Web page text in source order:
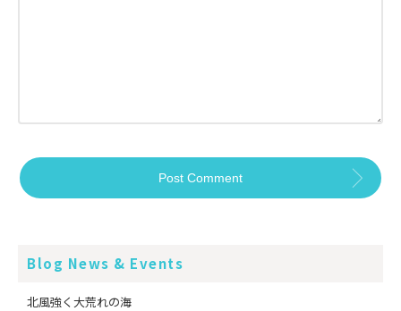
Blog News & Events
北風強く大荒れの海